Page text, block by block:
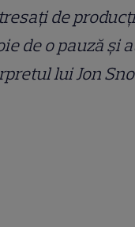
de
de o pauză şi
lui Jon